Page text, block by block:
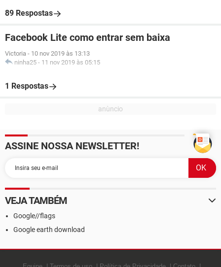
89 Respostas
Facebook Lite como entrar sem baixa
Victoria - 10 nov 2019 às 13:13
ninha25 - 11 nov 2019 às 05:15
1 Respostas
ASSINE NOSSA NEWSLETTER!
VEJA TAMBÉM
Google//flags
Google earth download